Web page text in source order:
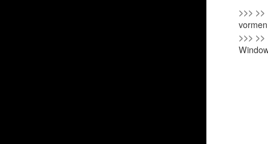
>>> >>
>>> >>